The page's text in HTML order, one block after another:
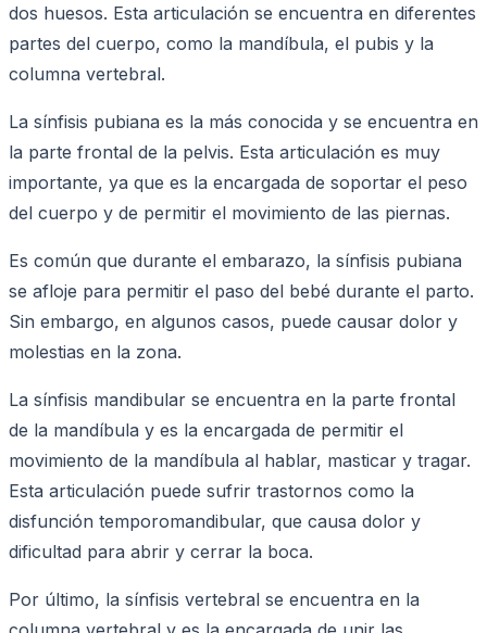
dos huesos. Esta articulación se encuentra en diferentes
partes del cuerpo, como la mandíbula, el pubis y la
columna vertebral.
La sínfisis pubiana es la más conocida y se encuentra en
la parte frontal de la pelvis. Esta articulación es muy
importante, ya que es la encargada de soportar el peso
del cuerpo y de permitir el movimiento de las piernas.
Es común que durante el embarazo, la sínfisis pubiana
se afloje para permitir el paso del bebé durante el parto.
Sin embargo, en algunos casos, puede causar dolor y
molestias en la zona.
La sínfisis mandibular se encuentra en la parte frontal
de la mandíbula y es la encargada de permitir el
movimiento de la mandíbula al hablar, masticar y tragar.
Esta articulación puede sufrir trastornos como la
disfunción temporomandibular, que causa dolor y
dificultad para abrir y cerrar la boca.
Por último, la sínfisis vertebral se encuentra en la